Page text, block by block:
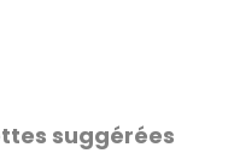
suggérées